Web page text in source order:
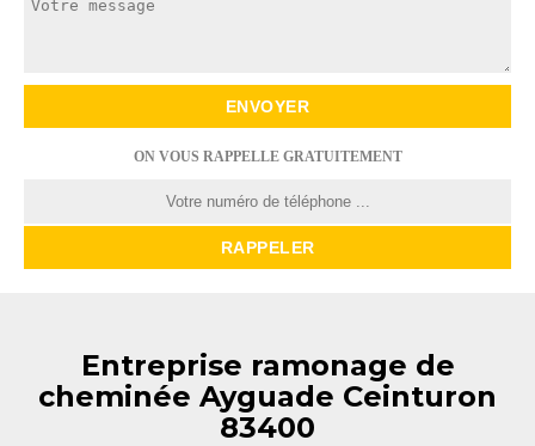
ON VOUS RAPPELLE GRATUITEMENT
Entreprise ramonage de
cheminée Ayguade Ceinturon
83400